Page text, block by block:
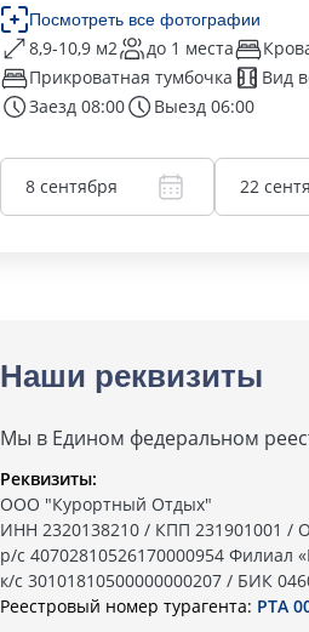
Посмотреть все фотографии
8,9-10,9 м2 до 1 места
Прикроватная тумбочка
Вид
Заезд 08:00
Выезд 06:00
8 сентября 22
Наши реквизиты
Мы в Едином федеральном
Реквизиты:
ООО "Курортный Отдых"
ИНН 2320138210 / КПП 231901001 /
р/с 40702810526170000954 Филиал
к/с 30101810500000000207 / БИК
Реестровый номер турагента: РТА